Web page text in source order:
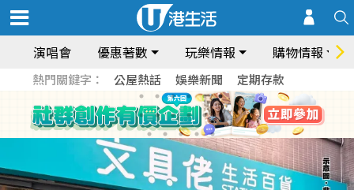
演唱會 優惠著數 玩樂情報 購物情報
熱門關鍵字： 公屋熱話 娛樂新聞 定期存款